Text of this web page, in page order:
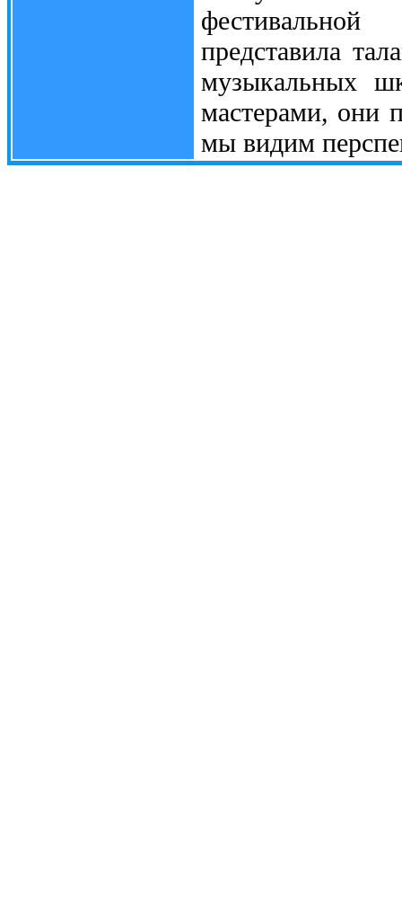
представила
музыкальных
мастерами, они
мы видим